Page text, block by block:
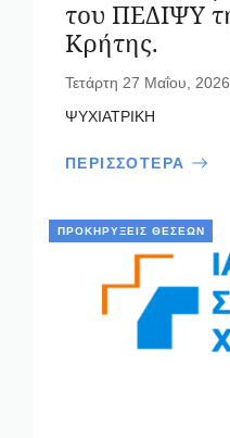
του ΠΕΔΙΨΥ
Κρήτης.
Τετάρτη 27 Μαΐου, 2026
ΨΥΧΙΑΤΡΙΚΗ
ΠΕΡΙΣΣΟΤΕΡΑ
ΠΡΟΚΗΡΎΞΕΙΣ ΘΈΣΕΩΝ